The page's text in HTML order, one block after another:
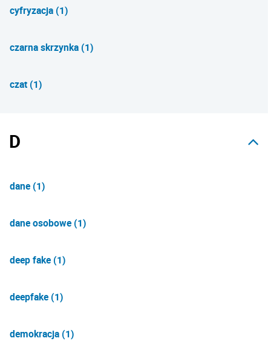
cyfryzacja (1)
czarna skrzynka (1)
czat (1)
D
dane (1)
dane osobowe (1)
deep fake (1)
deepfake (1)
demokracja (1)